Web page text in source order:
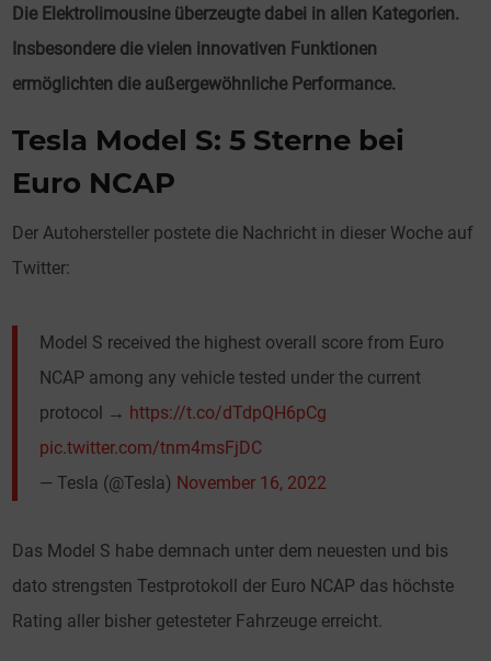
Die Elektrolimousine überzeugte dabei in allen Kategorien.
Insbesondere die vielen innovativen Funktionen
ermöglichten die außergewöhnliche Performance.
Tesla Model S: 5 Sterne bei
Euro NCAP
Der Autohersteller postete die Nachricht in dieser Woche auf
Twitter:
Model S received the highest overall score from Euro
NCAP among any vehicle tested under the current
protocol → https://t.co/dTdpQH6pCg
pic.twitter.com/tnm4msFjDC
— Tesla (@Tesla) November 16, 2022
Das Model S habe demnach unter dem neuesten und bis
dato strengsten Testprotokoll der Euro NCAP das höchste
Rating aller bisher getesteter Fahrzeuge erreicht.